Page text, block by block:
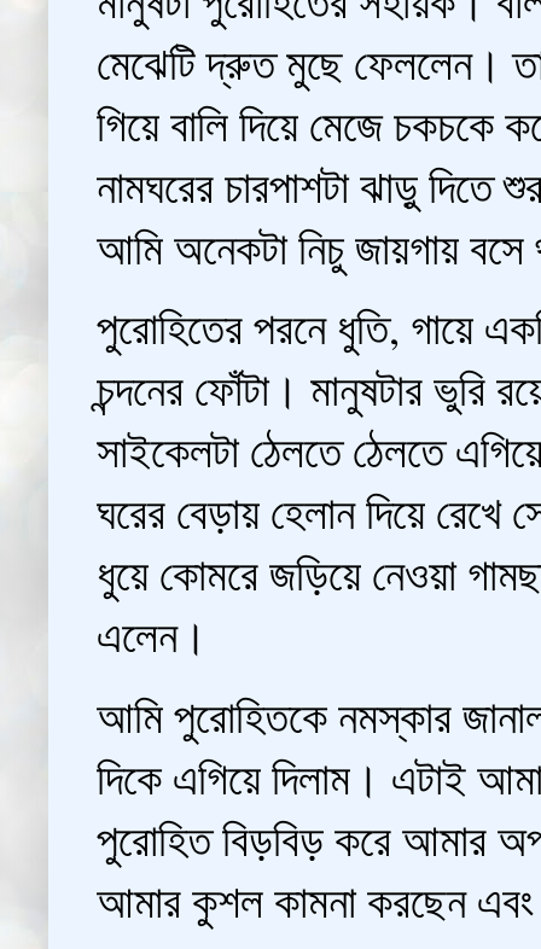
মেঝেটি দ্রুত মুছে ফেললেন।
গিয়ে বালি দিয়ে মেজে চকচকে
নামঘরের চারপাশটা ঝাড়ু
আমি অনেকটা নিচু জায়গায়
পুরোহিতের পরনে ধুতি, গায়ে
চন্দনের ফোঁটা। মানুষটার ভুরি
সাইকেলটা ঠেলতে ঠেলতে
ঘরের বেড়ায় হেলান দিয়ে
ধুয়ে কোমরে জড়িয়ে নেওয়া
এলেন।
আমি পুরোহিতকে নমস্কার
দিকে এগিয়ে দিলাম। এটাই
পুরোহিত বিড়বিড় করে আমার
আমার কুশল কামনা করছেন এবং